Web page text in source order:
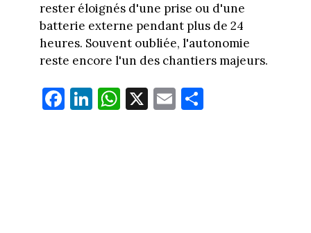
rester éloignés d'une prise ou d'une
batterie externe pendant plus de 24
heures. Souvent oubliée, l'autonomie
reste encore l'un des chantiers majeurs.
Fa
ce
Li
nk
W
ha
X E
m
Pa